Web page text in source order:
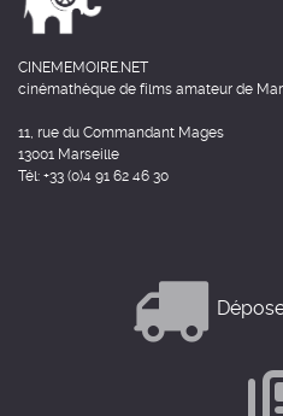
CINEMEMOIRE.NET
cinémathèque de films amateur de
11, rue du Commandant Mages
13001 Marseille
Tél: +33 (0)4 91 62 46 30